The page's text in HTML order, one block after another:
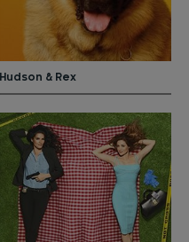
Hudson & Rex